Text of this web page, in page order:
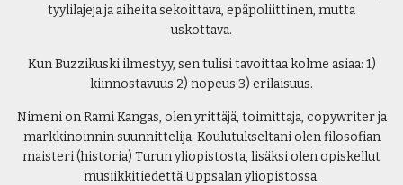
tyylilajeja ja aiheita sekoittava, epäpoliittinen, mutta
uskottava.
Kun Buzzikuski ilmestyy, sen tulisi tavoittaa kolme asiaa: 1)
kiinnostavuus 2) nopeus 3) erilaisuus.
Nimeni on Rami Kangas, olen yrittäjä, toimittaja, copywriter ja
markkinoinnin suunnittelija. Koulutukseltani olen filosofian
maisteri (historia) Turun yliopistosta, lisäksi olen opiskellut
musiikkitiedettä Uppsalan yliopistossa.